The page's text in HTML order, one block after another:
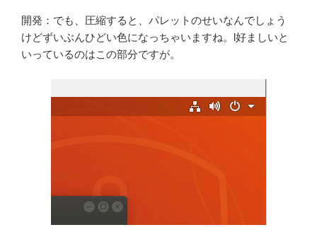
開発：でも、圧縮すると、パレットのせいなんでしょう
けどずいぶんひどい色になっちゃいますね。l好ましいと
いっているのはこの部分ですが。